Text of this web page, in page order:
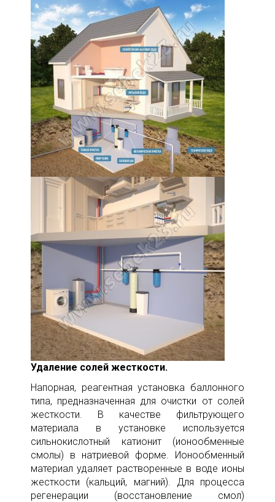
Удаление солей жесткости.
Напорная, реагентная установка баллонного
типа, предназначенная для очистки от солей
жесткости. В качестве фильтрующего
материала в установке используется
сильнокислотный катионит (ионообменные
смолы) в натриевой форме. Ионообменный
материал удаляет растворенные в воде ионы
жесткости (кальций, магний). Для процесса
регенерации (восстановление смол)